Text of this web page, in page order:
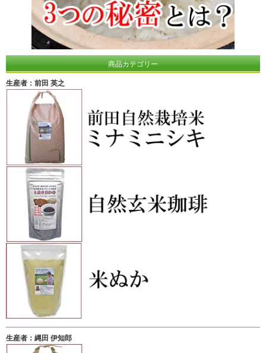
商品カテゴリー
生産者：前田 英之
生産者：縄田 伊知郎